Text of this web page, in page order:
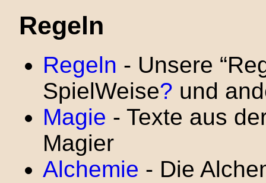
Regeln
Regeln - Unsere
SpielWeise? und
Magie - Texte aus
Magier
Alchemie - Die